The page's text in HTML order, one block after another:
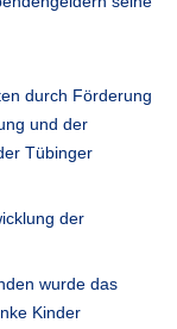
durch Förderung
und der
Tübinger
der
wurde das
Kinder